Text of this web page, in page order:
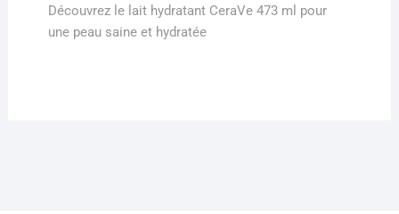
post:
Découvrez le lait hydratant CeraVe 473 ml pour
une peau saine et hydratée